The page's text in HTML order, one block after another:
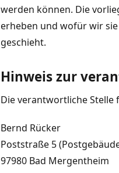
werden können. Die
erheben und wofür wir
geschieht.
Hinweis zur
Die verantwortliche Stelle
Bernd Rücker
Poststraße 5
97980 Bad Mergentheim